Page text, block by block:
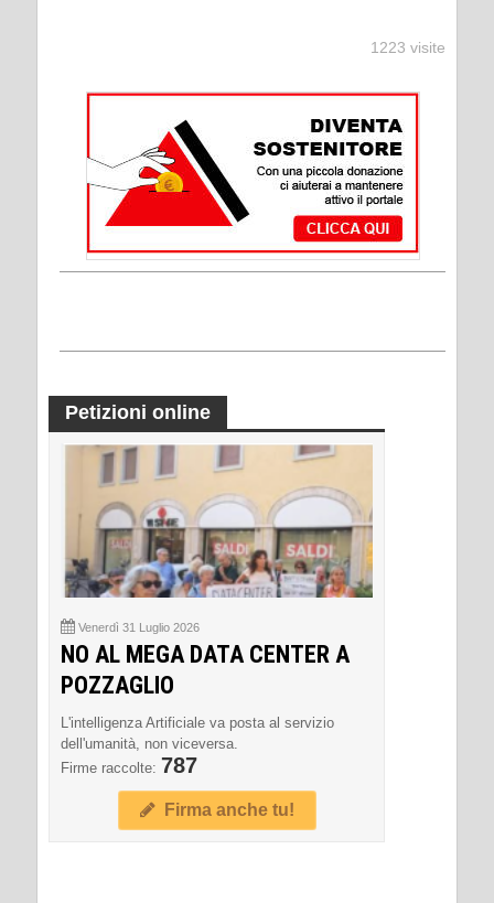
1223 visite
Petizioni online
Venerdì 31 Luglio 2026
NO AL MEGA DATA CENTER A
POZZAGLIO
L'intelligenza Artificiale va posta al servizio
dell'umanità, non viceversa.
Firme raccolte: 787
Firma anche tu!